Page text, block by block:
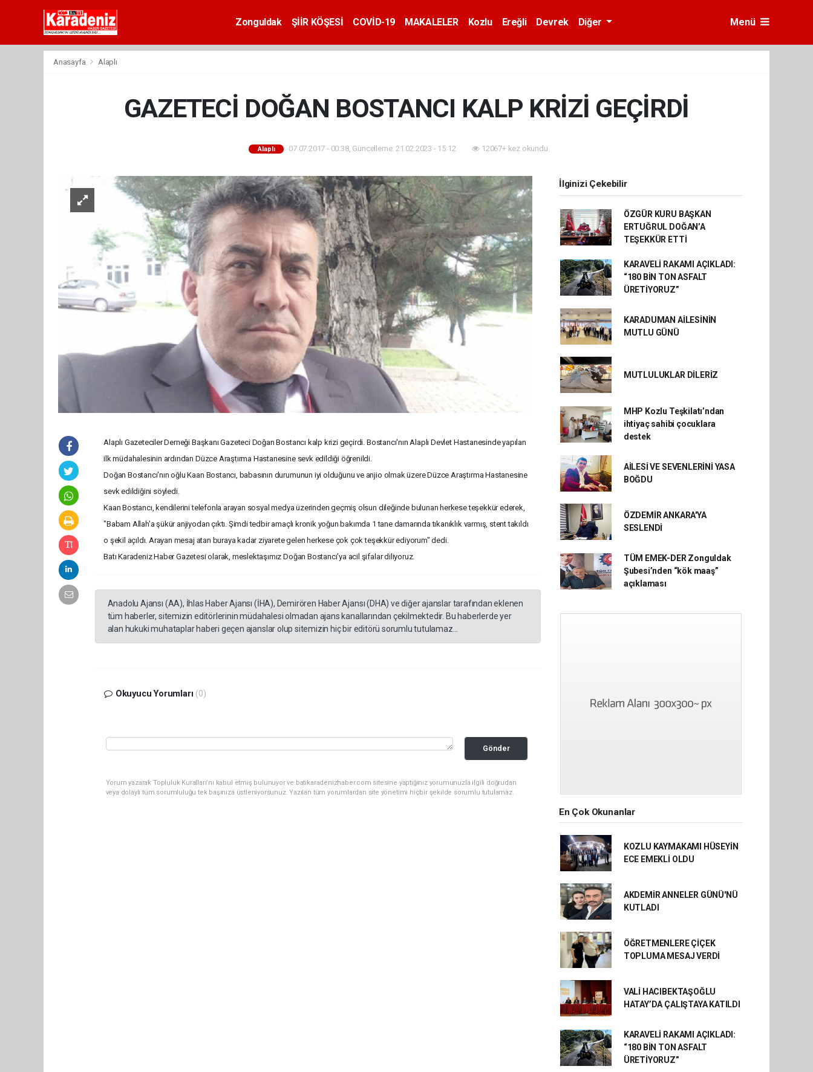
Zonguldak ŞİİR KÖŞESİ COVİD-19 MAKALELER Kozlu Ereğli Devrek Diğer Menü
Anasayfa Alaplı
GAZETECİ DOĞAN BOSTANCI KALP KRİZİ GEÇİRDİ
Alaplı 07.07.2017 - 00:38, Güncelleme: 21.02.2023 - 15:12 12067+ kez okundu.
Alaplı Gazeteciler Derneği Başkanı Gazeteci Doğan Bostancı kalp krizi geçirdi. Bostancı'nın Alaplı Devlet Hastanesinde yapılan
ilk müdahalesinin ardından Düzce Araştırma Hastanesine sevk edildiği öğrenildi.
Doğan Bostancı'nın oğlu Kaan Bostancı, babasının durumunun iyi olduğunu ve anjio olmak üzere Düzce Araştırma Hastanesine
sevk edildiğini söyledi.
Kaan Bostancı, kendilerini telefonla arayan sosyal medya üzerinden geçmiş olsun dileğinde bulunan herkese teşekkür ederek,
"Babam Allah'a şükür anjiyodan çıktı. Şimdi tedbir amaçlı kronik yoğun bakımda 1 tane damarında tıkanıklık varmış, stent takıldı
o şekil açıldı. Arayan mesaj atan buraya kadar ziyarete gelen herkese çok çok teşekkür ediyorum" dedi.
Batı Karadeniz Haber Gazetesi olarak, meslektaşımız Doğan Bostancı’ya acil şifalar diliyoruz.
Anadolu Ajansı (AA), İhlas Haber Ajansı (İHA), Demirören Haber Ajansı (DHA) ve diğer ajanslar tarafından eklenen
tüm haberler, sitemizin editörlerinin müdahalesi olmadan ajans kanallarından çekilmektedir. Bu haberlerde yer
alan hukuki muhataplar haberi geçen ajanslar olup sitemizin hiç bir editörü sorumlu tutulamaz...
Okuyucu Yorumları (0)
Gönder
Yorum yazarak Topluluk Kuralları’nı kabul etmiş bulunuyor ve batikaradenizhaber.com sitesine yaptığınız yorumunuzla ilgili doğrudan
veya dolaylı tüm sorumluluğu tek başınıza üstleniyorsunuz. Yazılan tüm yorumlardan site yönetimi hiçbir şekilde sorumlu tutulamaz.
İlginizi Çekebilir
ÖZGÜR KURU BAŞKAN
ERTUĞRUL DOĞAN’A
TEŞEKKÜR ETTİ
KARAVELİ RAKAMI AÇIKLADI:
“180 BİN TON ASFALT
ÜRETİYORUZ”
KARADUMAN AİLESİNİN
MUTLU GÜNÜ
MUTLULUKLAR DİLERİZ
MHP Kozlu Teşkilatı’ndan
ihtiyaç sahibi çocuklara
destek
AİLESİ VE SEVENLERİNİ YASA
BOĞDU
ÖZDEMİR ANKARA'YA
SESLENDİ
TÜM EMEK-DER Zonguldak
Şubesi’nden “kök maaş”
açıklaması
En Çok Okunanlar
KOZLU KAYMAKAMI HÜSEYİN
ECE EMEKLİ OLDU
AKDEMİR ANNELER GÜNÜ'NÜ
KUTLADI
ÖĞRETMENLERE ÇİÇEK
TOPLUMA MESAJ VERDİ
VALİ HACIBEKTAŞOĞLU
HATAY’DA ÇALIŞTAYA KATILDI
KARAVELİ RAKAMI AÇIKLADI:
“180 BİN TON ASFALT
ÜRETİYORUZ”